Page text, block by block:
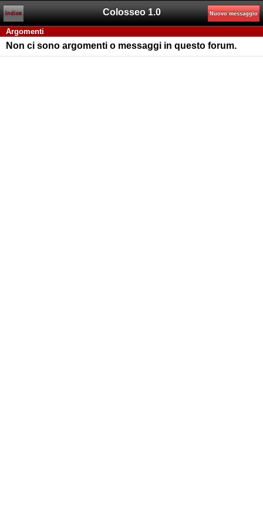
Colosseo 1.0
Indice Nuovo messaggio
Argomenti
Non ci sono argomenti o messaggi in questo forum.